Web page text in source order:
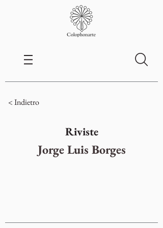
< Indietro
Riviste
Jorge Luis Borges